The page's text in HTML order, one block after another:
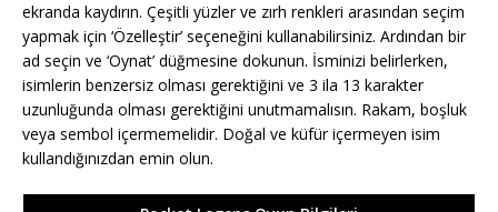
ekranda kaydırın. Çeşitli yüzler ve zırh renkleri arasından seçim
yapmak için ‘Özelleştir’ seçeneğini kullanabilirsiniz. Ardından bir
ad seçin ve ‘Oynat’ düğmesine dokunun. İsminizi belirlerken,
isimlerin benzersiz olması gerektiğini ve 3 ila 13 karakter
uzunluğunda olması gerektiğini unutmamalısın. Rakam, boşluk
veya sembol içermemelidir. Doğal ve küfür içermeyen isim
kullandığınızdan emin olun.